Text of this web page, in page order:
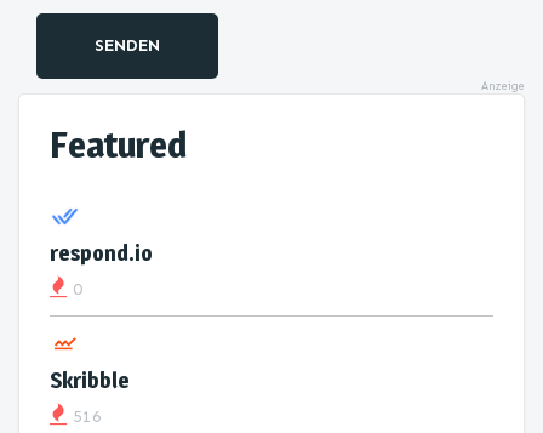
SENDEN
Anzeige
Featured
respond.io
0
Skribble
516